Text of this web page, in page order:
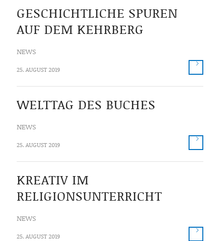
GESCHICHTLICHE SPUREN
AUF DEM KEHRBERG
NEWS
25. AUGUST 2019
WELTTAG DES BUCHES
NEWS
25. AUGUST 2019
KREATIV IM
RELIGIONSUNTERRICHT
NEWS
25. AUGUST 2019